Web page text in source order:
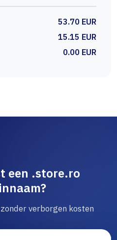
53.70 EUR
15.15 EUR
0.00 EUR
een .store.ro
verborgen kosten